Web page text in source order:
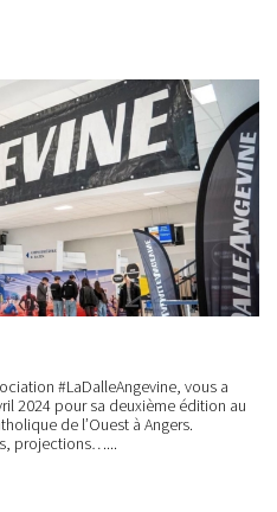
#LaDalleAngevine, vous a
2024 pour sa deuxième édition au
de l’Ouest à Angers.
projections…...